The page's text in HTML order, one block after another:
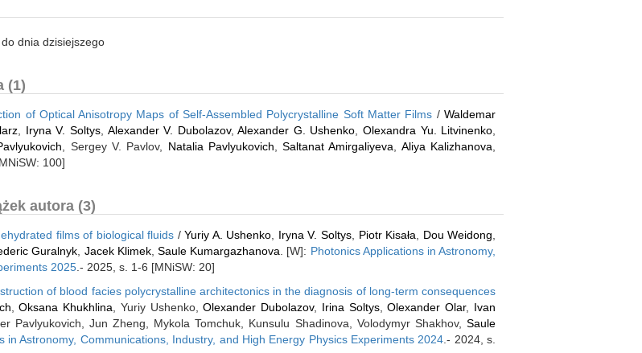
dnia dzisiejszego
(1)
of Optical Anisotropy Maps of Self-Assembled Polycrystalline Soft Matter Films /Waldemar
Iryna V. Soltys, Alexander V. Dubolazov,Alexander G. Ushenko ,Olexandra Yu. Litvinenko
, Sergey V. Pavlov, Natalia Pavlyukovich ,Saltanat Amirgaliyeva Aliya Kalizhanova
100]
autora (3)
films of biological fluids /Yuriy A. Ushenko Iryna V. Soltys, Piotr Kisała Dou Weidong
Guralnyk Jacek Klimek,Saule Kumargazhanova . [W]: Photonics Applications in Astronomy,
2025 .- 2025, s. 1-6 [MNiSW: 20]
of blood facies polycrystalline architectonics in the diagnosis of long-term consequences
,Oksana Khukhlina , Yuriy Ushenko,Olexander Dubolazov, Irina Soltys,Olexander Olar, Ivan
Pavlyukovich, Jun Zheng, Mykola Tomchuk, Kunsulu Shadinova, Volodymyr Shakhov,Saule
in Astronomy, Communications, Industry, and High Energy Physics Experiments 2024 .- 2024, s.